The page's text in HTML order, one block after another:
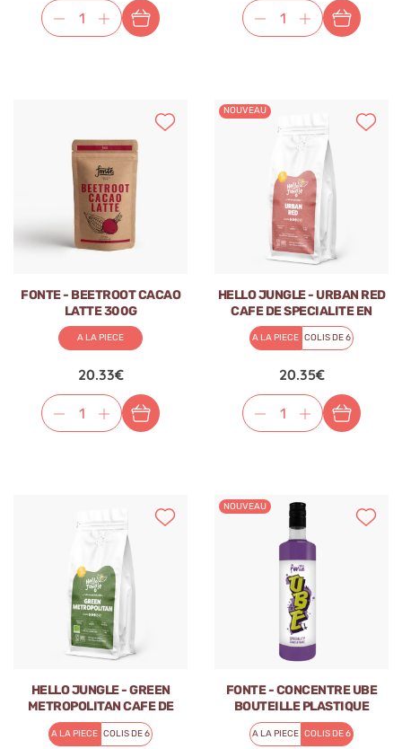
FONTE - BEETROOT CACAO
LATTE 300G
A LA PIECE
20.33€
NOUVEAU
HELLO JUNGLE - URBAN RED
CAFE DE SPECIALITE EN
GRAINS SACHET 1KG
A LA PIECE COLIS DE 6
20.35€
HELLO JUNGLE - GREEN
METROPOLITAN CAFE DE
SPECIALITE EN GRAINS
SACHET 1KG BIO
A LA PIECE COLIS DE 6
NOUVEAU
FONTE - CONCENTRE UBE
BOUTEILLE PLASTIQUE
750ML
A LA PIECE COLIS DE 6